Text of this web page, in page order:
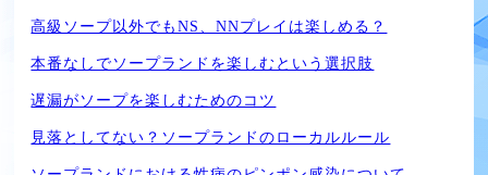
高級ソープ以外でもNS、NNプレイは楽しめる？
本番なしでソープランドを楽しむという選択肢
遅漏がソープを楽しむためのコツ
見落としてない？ソープランドのローカルルール